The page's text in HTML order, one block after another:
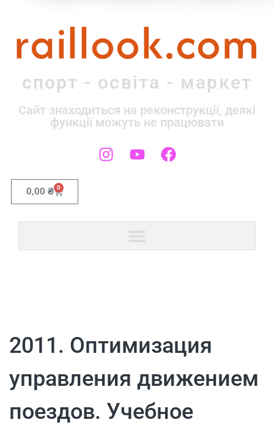
raillook.com
спорт - освіта - маркет
Сайт знаходиться на реконструкції, деякі
функції можуть не працювати
0,00 ₴ 0
2011. Оптимизация
управления движением
поездов. Учебное